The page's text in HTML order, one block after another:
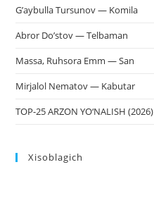
G’aybulla Tursunov — Komila
Abror Do’stov — Telbaman
Massa, Ruhsora Emm — San
Mirjalol Nematov — Kabutar
TOP-25 ARZON YO‘NALISH (2026)
Xisoblagich